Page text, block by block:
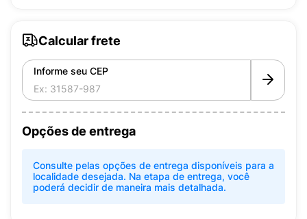
Calcular frete
Informe seu CEP
Opções de entrega
Consulte pelas opções de entrega disponíveis para a
localidade desejada. Na etapa de entrega, você
poderá decidir de maneira mais detalhada.